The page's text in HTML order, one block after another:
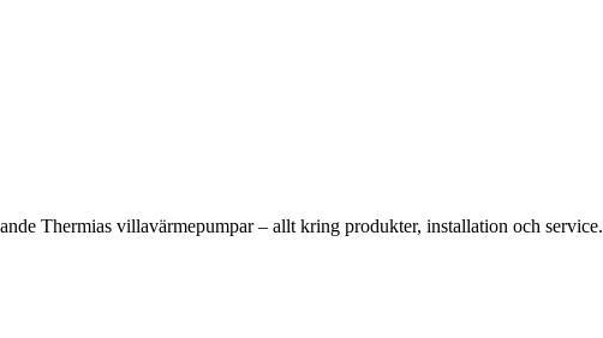
Thermias villavärmepumpar – allt kring produkter, installation och service.